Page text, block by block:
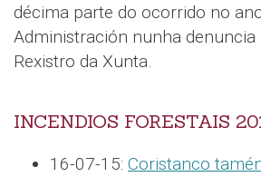
décima parte do ocorrido no
Administración nunha denuncia
Rexistro da Xunta.
INCENDIOS FORESTAIS
16-07-15: Coristanco